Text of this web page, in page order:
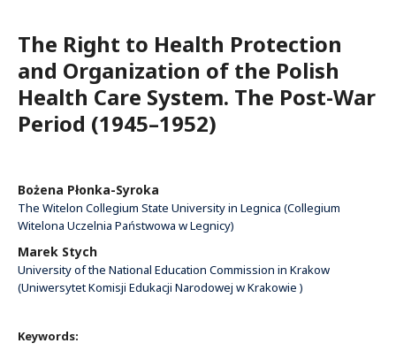
The Right to Health Protection
and Organization of the Polish
Health Care System. The Post-War
Period (1945–1952)
Bożena Płonka-Syroka
The Witelon Collegium State University in Legnica (Collegium
Witelona Uczelnia Państwowa w Legnicy)
Marek Stych
University of the National Education Commission in Krakow
(Uniwersytet Komisji Edukacji Narodowej w Krakowie )
Keywords: